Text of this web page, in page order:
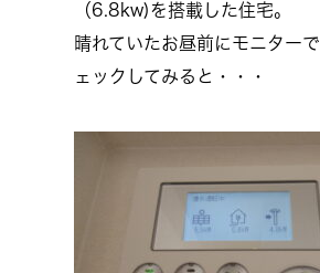
（6.8kw)を搭載した住宅。
晴れていたお昼前にモニター
ェックしてみると・・・